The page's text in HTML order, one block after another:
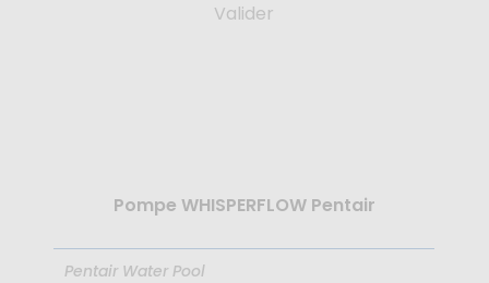
Valider
Pompe WHISPERFLOW Pentair
Pentair Water Pool